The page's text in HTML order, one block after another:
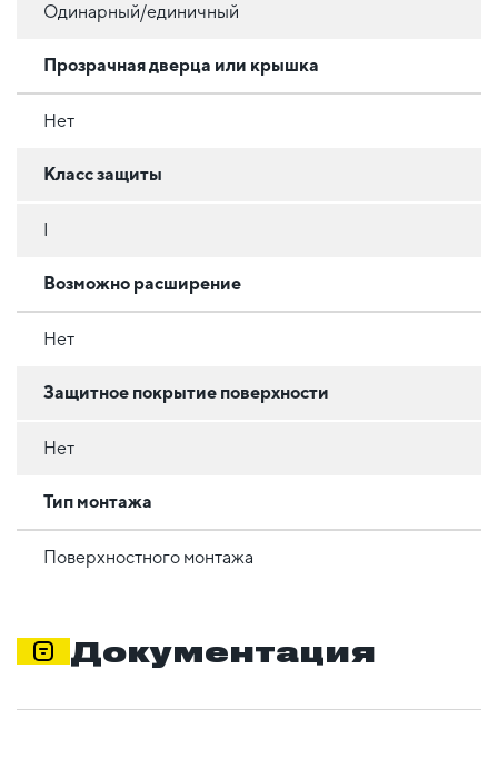
Одинарный/единичный
Прозрачная дверца или крышка
Нет
Класс защиты
Возможно расширение
Нет
Защитное покрытие поверхности
Нет
Тип монтажа
Поверхностного монтажа
Документация